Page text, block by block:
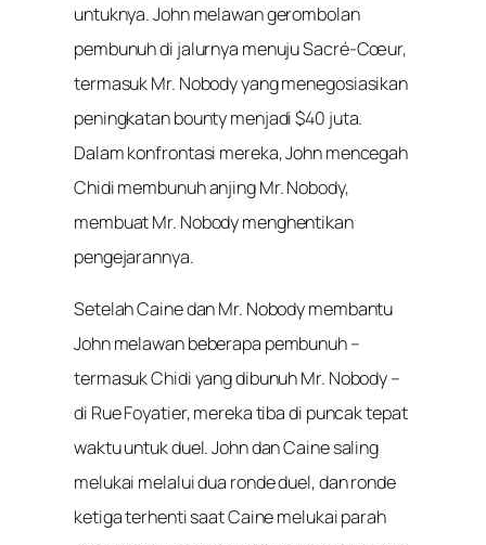
untuknya. John melawan gerombolan
pembunuh di jalurnya menuju Sacré-Cœur,
termasuk Mr. Nobody yang menegosiasikan
peningkatan bounty menjadi $40 juta.
Dalam konfrontasi mereka, John mencegah
Chidi membunuh anjing Mr. Nobody,
membuat Mr. Nobody menghentikan
pengejarannya.
Setelah Caine dan Mr. Nobody membantu
John melawan beberapa pembunuh –
termasuk Chidi yang dibunuh Mr. Nobody –
di Rue Foyatier, mereka tiba di puncak tepat
waktu untuk duel. John dan Caine saling
melukai melalui dua ronde duel, dan ronde
ketiga terhenti saat Caine melukai parah